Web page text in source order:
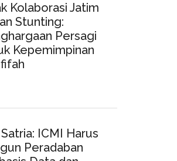
Kolaborasi Jatim
Stunting:
Persagi
Kepemimpinan
ICMI Harus
Peradaban